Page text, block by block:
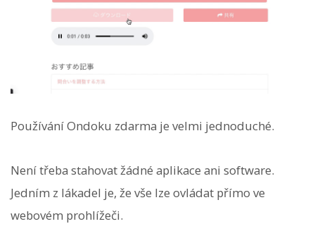
Používání Ondoku zdarma je velmi jednoduché.
Není třeba stahovat žádné aplikace ani software.
Jedním z lákadel je, že vše lze ovládat přímo ve
webovém prohlížeči.